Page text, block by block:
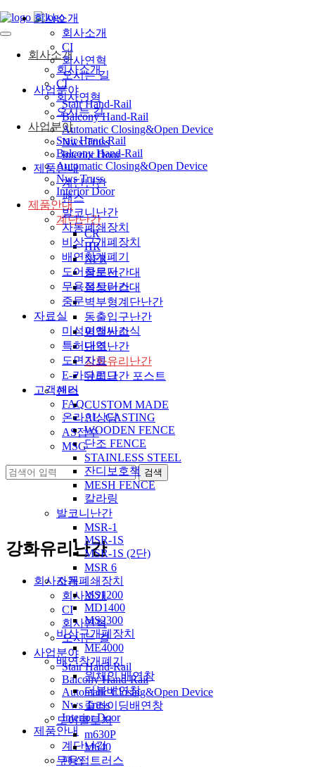
회사소개
회사소개
CI
회사연혁
오시는 길
사업분야
Stair Hand-Rail
Balcony Hand-Rail
Automatic Closing&Open Device
Nws Truss
Interior Door
제품안내
계단난간
CR
HR
NFR
창문난간대
옥상난간대
벽부형계단난간
동출입구난간
평철난간
단조난간
강화유리난간
유리난간 포스트
팬스
CUSTOM MADE
AL_CASTING
WOODEN FENCE
단조 FENCE
STAINLESS STEEL
잔디보호책
MESH FENCE
칼라링
발코니난간
MSR-1
MSR-1S
MSR-1S (2단)
MSR 6
자동폐쇄장치
MS1200
MD1400
MS2300
비상구개폐장치
ME4000
배연창개폐기
원체인 배연창
더블배연창
슬라이딩배연창
도어클로저
m630P
M640
무용접트러스
회사소개
회사소개
CI
회사연혁
오시는 길
사업분야
Stair Hand-Rail
Balcony Hand-Rail
Automatic Closing&Open Device
Nws Truss
Interior Door
제품안내
계단난간
팬스
발코니난간
자동폐쇄장치
비상구개폐장치
배연창개폐기
도어클로저
무용접트러스
중문
자료실
미성이앤씨소식
특허내역
도면자료
E-카다로그
고객센터
FAQ
온라인상담
AS접수
MSG
강화유리난간
회사소개
회사소개
CI
회사연혁
오시는 길
사업분야
Stair Hand-Rail
Balcony Hand-Rail
Automatic Closing&Open Device
Nws Truss
Interior Door
제품안내
계단난간
팬스